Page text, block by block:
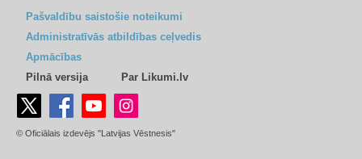
Pašvaldību saistošie noteikumi
Administratīvās atbildības ceļvedis
Apmācības
Pilnā versija
Par Likumi.lv
© Oficiālais izdevējs "Latvijas Vēstnesis"